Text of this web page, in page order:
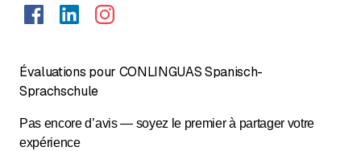
Évaluations pour CONLINGUAS Spanisch-
Sprachschule
Pas encore d’avis — soyez le premier à partager votre
expérience